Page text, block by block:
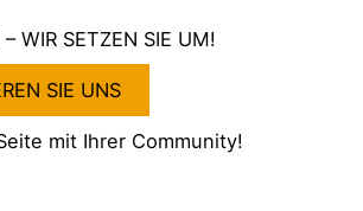
– WIR SETZEN SIE UM!
SIE UNS
mit Ihrer Community!